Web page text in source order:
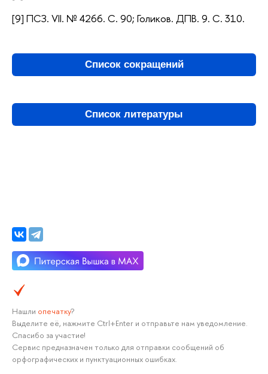
[9] ПСЗ. VII. № 4266. С. 90; Голиков. ДПВ. 9. С. 310.
Список сокращений
Список литературы
Нашли опечатку?
Выделите её, нажмите Ctrl+Enter и отправьте нам уведомление.
Спасибо за участие!
Сервис предназначен только для отправки сообщений об
орфографических и пунктуационных ошибках.